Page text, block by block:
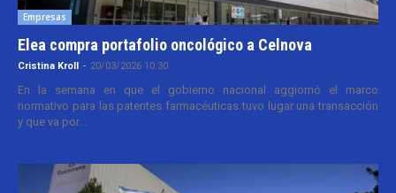
Empresas
Elea compra portafolio oncológico a Celnova
Cristina Kroll - 20/03/2026 10:30
En la semana en que el gobierno nacional aggiornó el marco
normativo para las patentes farmacéuticas tuvo lugar una transacción
y que va por...